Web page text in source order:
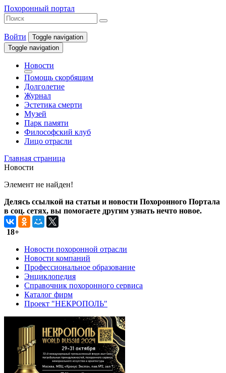
Похоронный портал
Войти
Toggle navigation
Toggle navigation
Новости
Помощь скорбящим
Долголетие
Журнал
Эстетика смерти
Музей
Парк памяти
Философский клуб
Лицо отрасли
Главная страница
Новости
Элемент не найден!
Делясь ссылкой на статьи и новости Похоронного Портала
в соц. сетях, вы помогаете другим узнать нечто новое.
18+
Новости похоронной отрасли
Новости компаний
Профессиональное образование
Энциклопедия
Справочник похоронного сервиса
Каталог фирм
Проект "НЕКРОПОЛЬ"